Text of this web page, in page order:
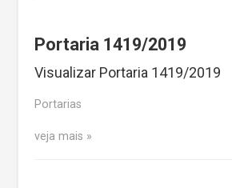
Portaria 1419/2019
Visualizar Portaria 1419/2019
Portarias
veja mais